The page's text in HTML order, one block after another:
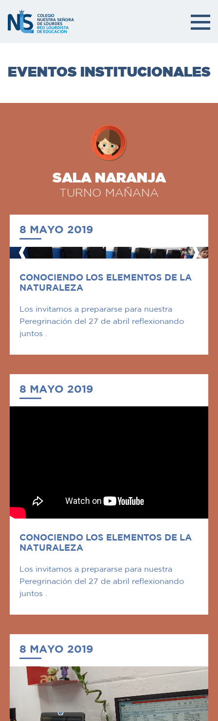
EVENTOS INSTITUCIONALES
SALA NARANJA
TURNO MAÑANA
8 MAYO 2019
CONOCIENDO LOS ELEMENTOS DE LA
NATURALEZA
Los invitamos a prepararse para nuestra
Peregrinación del 27 de abril reflexionando
juntos .
8 MAYO 2019
CONOCIENDO LOS ELEMENTOS DE LA
NATURALEZA
Los invitamos a prepararse para nuestra
Peregrinación del 27 de abril reflexionando
juntos .
8 MAYO 2019